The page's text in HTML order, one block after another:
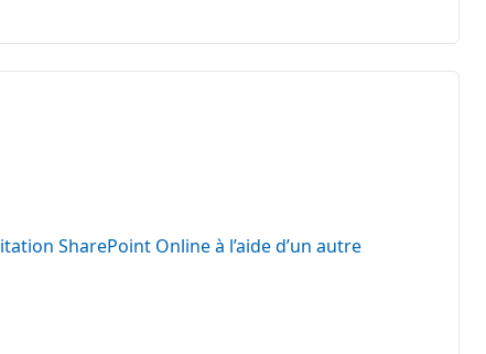
SharePoint Online à l’aide d’un autre